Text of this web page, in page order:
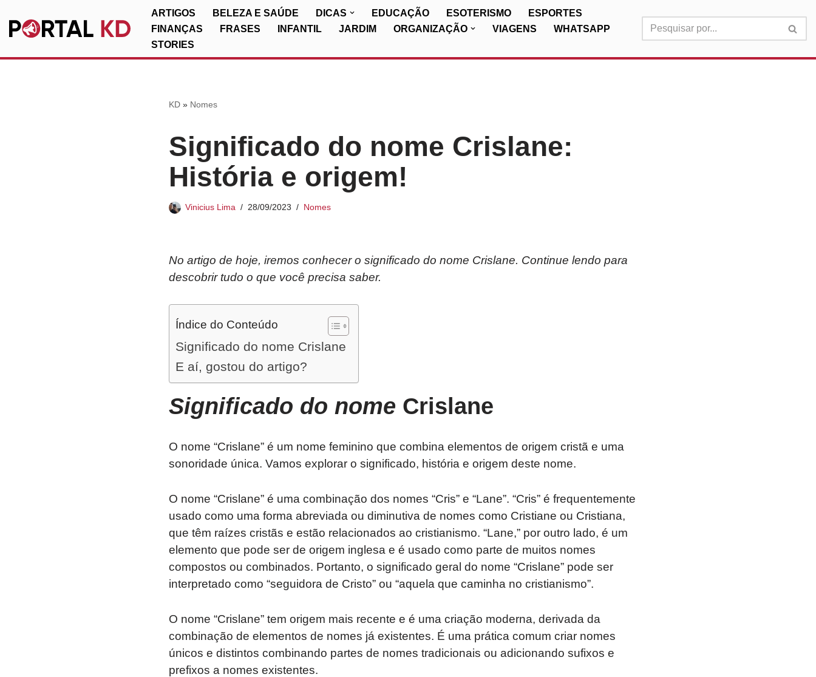
Pular
ARTIGOS BELEZA E SAÚDE DICAS EDUCAÇÃO ESOTERISMO
ESPORTES
FINANÇAS
FRASES INFANTIL JARDIM ORGANIZAÇÃO VIAGENS
WHATSAPP
STORIES
KD» Nomes
Significado do nome Crislane:
História e origem!
Vinicius Lima 28/09/2023 Nomes
No artigo de hoje, iremos conhecer o significado do nome Crislane. Continue lendo para
descobrir tudo o que você precisa saber.
Índice do Conteúdo
Significado do nome Crislane
E aí, gostou do artigo?
Significado do nome Crislane
O nome “Crislane” é um nome feminino que combina elementos de origem cristã e uma
sonoridade única. Vamos explorar o significado, história e origem deste nome.
O nome “Crislane” é uma combinação dos nomes “Cris” e “Lane”. “Cris” é frequentemente
usado como uma forma abreviada ou diminutiva de nomes como Cristiane ou Cristiana,
que têm raízes cristãs e estão relacionados ao cristianismo. “Lane,” por outro lado, é um
elemento que pode ser de origem inglesa e é usado como parte de muitos nomes
compostos ou combinados. Portanto, o significado geral do nome “Crislane” pode ser
interpretado como “seguidora de Cristo” ou “aquela que caminha no cristianismo”.
O nome “Crislane” tem origem mais recente e é uma criação moderna, derivada da
combinação de elementos de nomes já existentes. É uma prática comum criar nomes
únicos e distintos combinando partes de nomes tradicionais ou adicionando sufixos e
prefixos a nomes existentes.